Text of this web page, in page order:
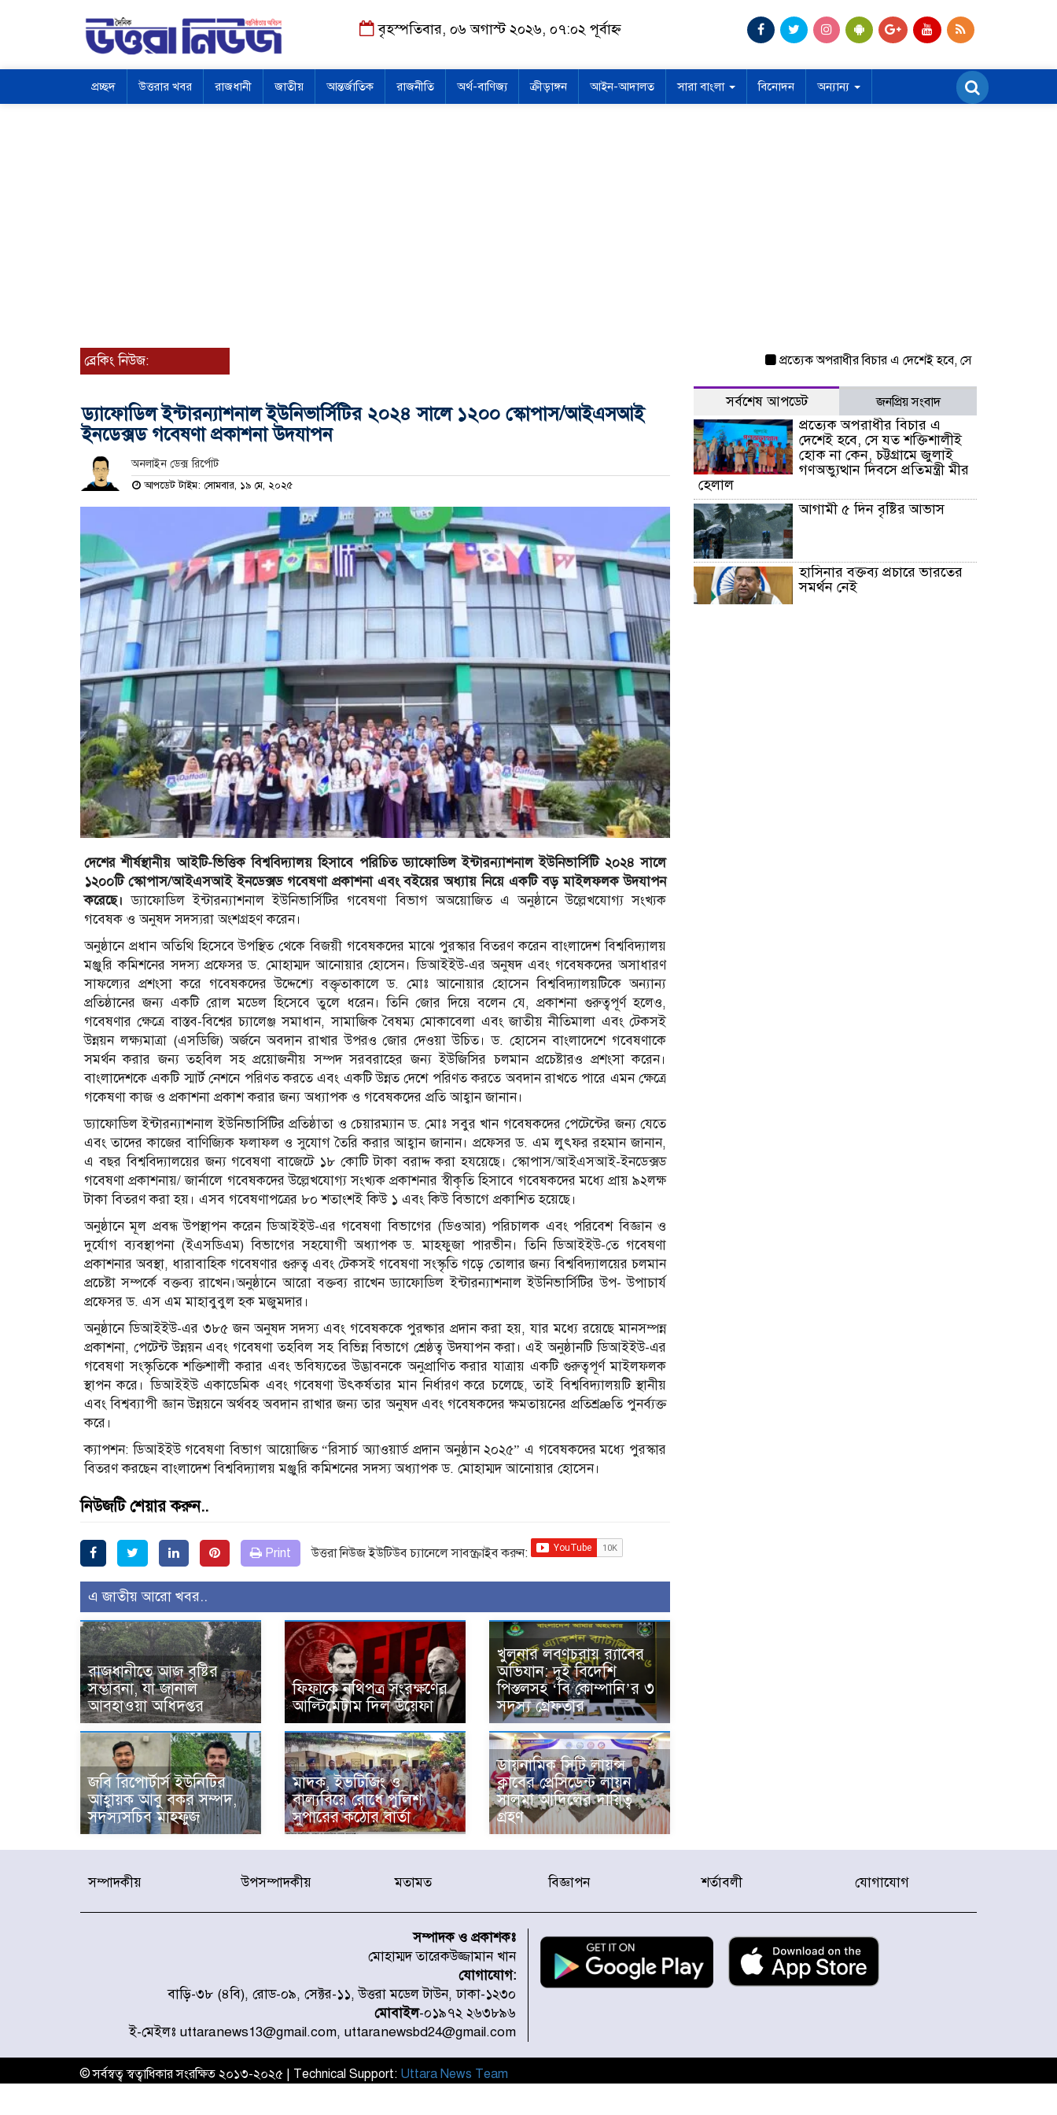
বৃহস্পতিবার, ০৬ অগাস্ট ২০২৬, ০৭:০২ পূর্বাহ্ন
প্রচ্ছদ উত্তরার খবর রাজধানী জাতীয় আন্তর্জাতিক রাজনীতি অর্থ-বাণিজ্য ক্রীড়াঙ্গন আইন-আদালত সারা বাংলা বিনোদন অন্যান্য
ব্রেকিং নিউজ: প্রত্যেক অপরাধীর বিচার এ দেশেই হবে, সে যত শক্তিশালীই হোক না
ড্যাফোডিল ইন্টারন্যাশনাল ইউনিভার্সিটির ২০২৪ সালে ১২০০ স্কোপাস/আইএসআই
ইনডেক্সড গবেষণা প্রকাশনা উদযাপন
অনলাইন ডেক্স রির্পোট
আপডেট টাইম: সোমবার, ১৯ মে, ২০২৫
দেশের শীর্ষস্থানীয় আইটি-ভিত্তিক বিশ্ববিদ্যালয় হিসাবে পরিচিত ড্যাফোডিল ইন্টারন্যাশনাল ইউনিভার্সিটি ২০২৪ সালে
১২০০টি স্কোপাস/আইএসআই ইনডেক্সড গবেষণা প্রকাশনা এবং বইয়ের অধ্যায় নিয়ে একটি বড় মাইলফলক উদযাপন
করেছে। ড্যাফোডিল ইন্টারন্যাশনাল ইউনিভার্সিটির গবেষণা বিভাগ অঅয়োজিত এ অনুষ্ঠানে উল্লেখযোগ্য সংখ্যক
গবেষক ও অনুষদ সদস্যরা অংশগ্রহণ করেন।
অনুষ্ঠানে প্রধান অতিথি হিসেবে উপস্থিত থেকে বিজয়ী গবেষকদের মাঝে পুরস্কার বিতরণ করেন বাংলাদেশ বিশ্ববিদ্যালয়
মঞ্জুরি কমিশনের সদস্য প্রফেসর ড. মোহাম্মদ আনোয়ার হোসেন। ডিআইইউ-এর অনুষদ এবং গবেষকদের অসাধারণ
সাফল্যের প্রশংসা করে গবেষকদের উদ্দেশ্যে বক্তৃতাকালে ড. মোঃ আনোয়ার হোসেন বিশ্ববিদ্যালয়টিকে অন্যান্য
প্রতিষ্ঠানের জন্য একটি রোল মডেল হিসেবে তুলে ধরেন। তিনি জোর দিয়ে বলেন যে, প্রকাশনা গুরুত্বপূর্ণ হলেও,
গবেষণার ক্ষেত্রে বাস্তব-বিশ্বের চ্যালেঞ্জ সমাধান, সামাজিক বৈষম্য মোকাবেলা এবং জাতীয় নীতিমালা এবং টেকসই
উন্নয়ন লক্ষ্যমাত্রা (এসডিজি) অর্জনে অবদান রাখার উপরও জোর দেওয়া উচিত। ড. হোসেন বাংলাদেশে গবেষণাকে
সমর্থন করার জন্য তহবিল সহ প্রয়োজনীয় সম্পদ সরবরাহের জন্য ইউজিসির চলমান প্রচেষ্টারও প্রশংসা করেন।
বাংলাদেশকে একটি স্মার্ট নেশনে পরিণত করতে এবং একটি উন্নত দেশে পরিণত করতে অবদান রাখতে পারে এমন ক্ষেত্রে
গকেষণা কাজ ও প্রকাশনা প্রকাশ করার জন্য অধ্যাপক ও গবেষকদের প্রতি আহ্বান জানান।
ড্যাফোডিল ইন্টারন্যাশনাল ইউনিভার্সিটির প্রতিষ্ঠাতা ও চেয়ারম্যান ড. মোঃ সবুর খান গবেষকদের পেটেন্টের জন্য যেতে
এবং তাদের কাজের বাণিজ্যিক ফলাফল ও সুযোগ তৈরি করার আহ্বান জানান। প্রফেসর ড. এম লুৎফর রহমান জানান,
এ বছর বিশ্ববিদ্যালয়ের জন্য গবেষণা বাজেটে ১৮ কোটি টাকা বরাদ্দ করা হযয়েছে। স্কোপাস/আইএসআই-ইনডেক্সড
গবেষণা প্রকাশনায়/ জার্নালে গবেষকদের উল্লেখযোগ্য সংখ্যক প্রকাশনার স্বীকৃতি হিসাবে গবেষকদের মধ্যে প্রায় ৯২লক্ষ
টাকা বিতরণ করা হয়। এসব গবেষণাপত্রের ৮০ শতাংশই কিউ ১ এবং কিউ বিভাগে প্রকাশিত হয়েছে।
অনুষ্ঠানে মূল প্রবন্ধ উপস্থাপন করেন ডিআইইউ-এর গবেষণা বিভাগের (ডিওআর) পরিচালক এবং পরিবেশ বিজ্ঞান ও
দুর্যোগ ব্যবস্থাপনা (ইএসডিএম) বিভাগের সহযোগী অধ্যাপক ড. মাহফুজা পারভীন। তিনি ডিআইইউ-তে গবেষণা
প্রকাশনার অবস্থা, ধারাবাহিক গবেষণার গুরুত্ব এবং টেকসই গবেষণা সংস্কৃতি গড়ে তোলার জন্য বিশ্ববিদ্যালয়ের চলমান
প্রচেষ্টা সম্পর্কে বক্তব্য রাখেন।অনুষ্ঠানে আরো বক্তব্য রাখেন ড্যাফোডিল ইন্টারন্যাশনাল ইউনিভার্সিটির উপ- উপাচার্য
প্রফেসর ড. এস এম মাহাবুবুল হক মজুমদার।
অনুষ্ঠানে ডিআইইউ-এর ৩৮৫ জন অনুষদ সদস্য এবং গবেষককে পুরষ্কার প্রদান করা হয়, যার মধ্যে রয়েছে মানসম্পন্ন
প্রকাশনা, পেটেন্ট উন্নয়ন এবং গবেষণা তহবিল সহ বিভিন্ন বিভাগে শ্রেষ্ঠত্ব উদযাপন করা। এই অনুষ্ঠানটি ডিআইইউ-এর
গবেষণা সংস্কৃতিকে শক্তিশালী করার এবং ভবিষ্যতের উদ্ভাবনকে অনুপ্রাণিত করার যাত্রায় একটি গুরুত্বপূর্ণ মাইলফলক
স্থাপন করে। ডিআইইউ একাডেমিক এবং গবেষণা উৎকর্ষতার মান নির্ধারণ করে চলেছে, তাই বিশ্ববিদ্যালয়টি স্থানীয়
এবং বিশ্বব্যাপী জ্ঞান উন্নয়নে অর্থবহ অবদান রাখার জন্য তার অনুষদ এবং গবেষকদের ক্ষমতায়নের প্রতিশ্রæতি পুনর্ব্যক্ত
করে।
ক্যাপশন: ডিআইইউ গবেষণা বিভাগ আয়োজিত “রিসার্চ অ্যাওয়ার্ড প্রদান অনুষ্ঠান ২০২৫” এ গবেষকদের মধ্যে পুরস্কার
বিতরণ করছেন বাংলাদেশ বিশ্ববিদ্যালয় মঞ্জুরি কমিশনের সদস্য অধ্যাপক ড. মোহাম্মদ আনোয়ার হোসেন।
নিউজটি শেয়ার করুন..
Print উত্তরা নিউজ ইউটিউব চ্যানেলে সাবস্ক্রাইব করুন:
এ জাতীয় আরো খবর..
রাজধানীতে আজ বৃষ্টির
সম্ভাবনা, যা জানাল
আবহাওয়া অধিদপ্তর
ফিফাকে নথিপত্র সংরক্ষণের
আল্টিমেটাম দিল উয়েফা
খুলনার লবণচরায় র‍্যাবের
অভিযান: দুই বিদেশি
পিস্তলসহ ‘বি কোম্পানি’র ৩
সদস্য গ্রেফতার
জবি রিপোর্টার্স ইউনিটির
আহ্বায়ক আবু বকর সম্পদ,
সদস্যসচিব মাহফুজ
মাদক, ইভটিজিং ও
বাল্যবিয়ে রোধে পুলিশ
সুপারের কঠোর বার্তা
ডায়নামিক সিটি লায়ন্স
ক্লাবের প্রেসিডেন্ট লায়ন
সালমা আদিলের দায়িত্ব
গ্রহণ
সর্বশেষ আপডেট জনপ্রিয় সংবাদ
প্রত্যেক অপরাধীর বিচার এ
দেশেই হবে, সে যত শক্তিশালীই
হোক না কেন, চট্টগ্রামে জুলাই
গণঅভ্যুত্থান দিবসে প্রতিমন্ত্রী মীর
হেলাল
আগামী ৫ দিন বৃষ্টির আভাস
হাসিনার বক্তব্য প্রচারে ভারতের
সমর্থন নেই
সম্পাদকীয় উপসম্পাদকীয় মতামত বিজ্ঞাপন শর্তাবলী যোগাযোগ
সম্পাদক ও প্রকাশকঃ
মোহাম্মদ তারেকউজ্জামান খান
যোগাযোগ:
বাড়ি-৩৮ (৪বি), রোড-০৯, সেক্টর-১১, উত্তরা মডেল টাউন, ঢাকা-১২৩০
মোবাইল-০১৯৭২ ২৬৩৮৯৬
ই-মেইলঃ uttaranews13@gmail.com, uttaranewsbd24@gmail.com
© সর্বস্বত্ব স্বত্বাধিকার সংরক্ষিত ২০১৩-২০২৫ | Technical Support: Uttara News Team